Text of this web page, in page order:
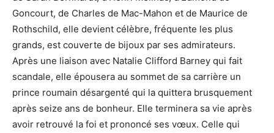
Goncourt, de Charles de Mac-Mahon et de Maurice de
Rothschild, elle devient célèbre, fréquente les plus
grands, est couverte de bijoux par ses admirateurs.
Après une liaison avec Natalie Clifford Barney qui fait
scandale, elle épousera au sommet de sa carrière un
prince roumain désargenté qui la quittera brusquement
après seize ans de bonheur. Elle terminera sa vie après
avoir retrouvé la foi et prononcé ses vœux. Celle qui